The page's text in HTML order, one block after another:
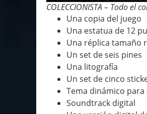
COLECCIONISTA – Todo el
Una copia del juego
Una estatua de 12
Una réplica tamaño
Un set de seis pines
Una litografía
Un set de cinco
Tema dinámico para
Soundtrack digital